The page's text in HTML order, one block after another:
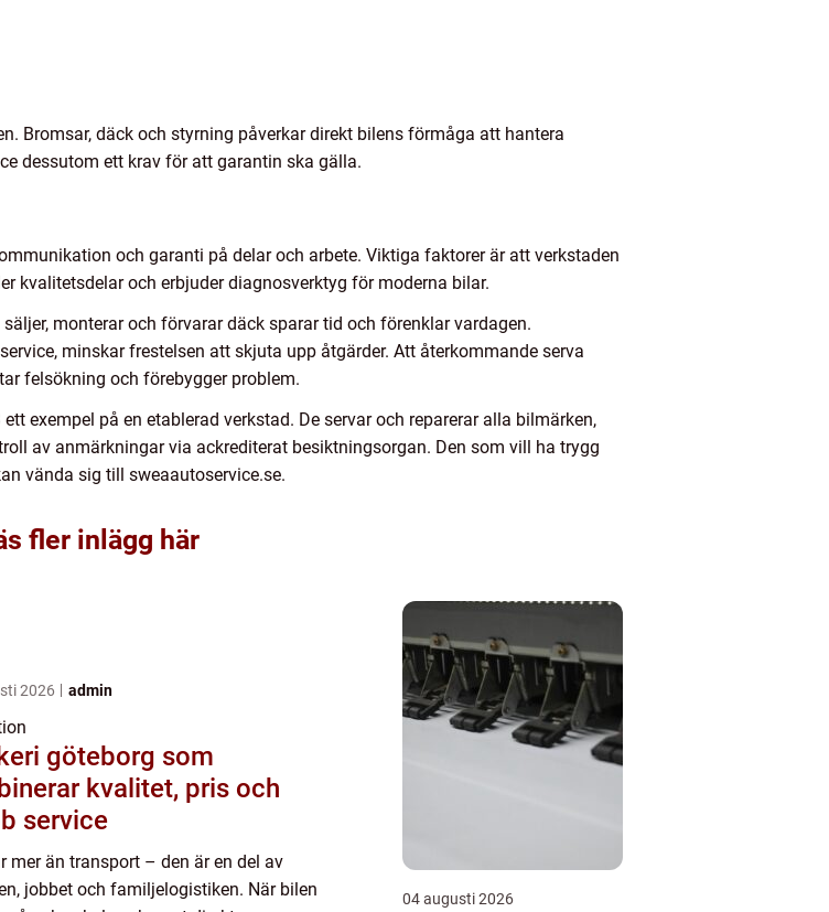
Bromsar, däck och styrning påverkar direkt bilens förmåga att hantera
dessutom ett krav för att garantin ska gälla.
och garanti på delar och arbete. Viktiga faktorer är att verkstaden
kvalitetsdelar och erbjuder diagnosverktyg för moderna bilar.
monterar och förvarar däck sparar tid och förenklar vardagen.
minskar frestelsen att skjuta upp åtgärder. Att återkommande serva
felsökning och förebygger problem.
exempel på en etablerad verkstad. De servar och reparerar alla bilmärken,
av anmärkningar via ackrediterat besiktningsorgan. Den som vill ha trygg
vända sig till sweaautoservice.se.
fler inlägg här
2026 admin
göteborg som
kvalitet, pris och
service
mer än transport – den är en del av
jobbet och familjelogistiken. När bilen
04 augusti 2026